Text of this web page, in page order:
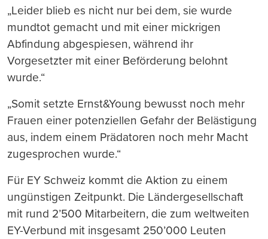
„Leider blieb es nicht nur bei dem, sie wurde
mundtot gemacht und mit einer mickrigen
Abfindung abgespiesen, während ihr
Vorgesetzter mit einer Beförderung belohnt
wurde.“
„Somit setzte Ernst&Young bewusst noch mehr
Frauen einer potenziellen Gefahr der Belästigung
aus, indem einem Prädatoren noch mehr Macht
zugesprochen wurde.“
Für EY Schweiz kommt die Aktion zu einem
ungünstigen Zeitpunkt. Die Ländergesellschaft
mit rund 2’500 Mitarbeitern, die zum weltweiten
EY-Verbund mit insgesamt 250’000 Leuten